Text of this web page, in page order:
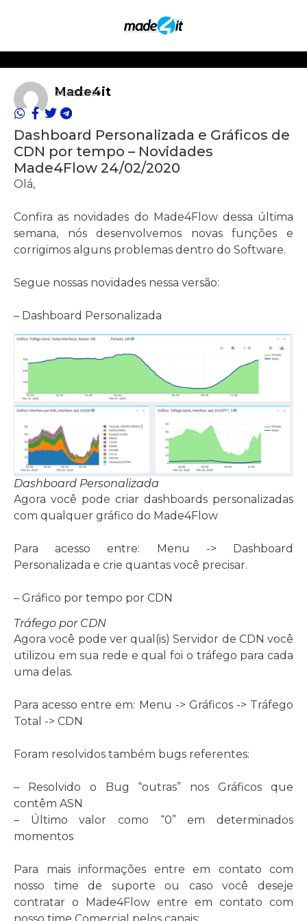
Made4it
24/02/2020
Dashboard Personalizada e Gráficos de
CDN por tempo – Novidades
Made4Flow 24/02/2020
Olá,
Confira as novidades do Made4Flow dessa última
semana, nós desenvolvemos novas funções e
corrigimos alguns problemas dentro do Software.
Segue nossas novidades nessa versão:
– Dashboard Personalizada
Dashboard Personalizada
Agora você pode criar dashboards personalizadas
com qualquer gráfico do Made4Flow
Para acesso entre: Menu -> Dashboard
Personalizada e crie quantas você precisar.
– Gráfico por tempo por CDN
Tráfego por CDN
Agora você pode ver qual(is) Servidor de CDN você
utilizou em sua rede e qual foi o tráfego para cada
uma delas.
Para acesso entre em: Menu -> Gráficos -> Tráfego
Total -> CDN
Foram resolvidos também bugs referentes:
– Resolvido o Bug “outras” nos Gráficos que
contêm ASN
– Último valor como “0” em determinados
momentos
Para mais informações entre em contato com
nosso time de suporte ou caso você deseje
contratar o Made4Flow entre em contato com